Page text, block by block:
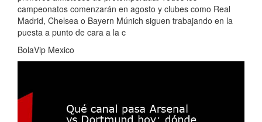
campeonatos comenzarán en agosto y clubes como Real
Madrid, Chelsea o Bayern Múnich siguen trabajando en la
puesta a punto de cara a la c
BolaVip Mexico